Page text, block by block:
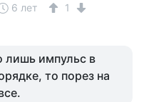
6 лет 1
лишь импульс в
то порез на